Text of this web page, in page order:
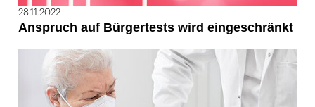
28.11.2022
Anspruch auf Bürgertests wird eingeschränkt